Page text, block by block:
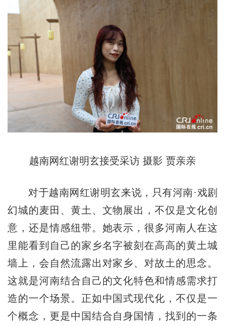
越南网红谢明玄接受采访 摄影 贾亲亲
对于越南网红谢明玄来说，只有河南·戏剧
幻城的麦田、黄土、文物展出，不仅是文化创
意，还是情感纽带。她表示，很多河南人在这
里能看到自己的家乡名字被刻在高高的黄土城
墙上，会自然流露出对家乡、对故土的思念。
这就是河南结合自己的文化特色和情感需求打
造的一个场景。正如中国式现代化，不仅是一
个概念，更是中国结合自身国情，找到的一条